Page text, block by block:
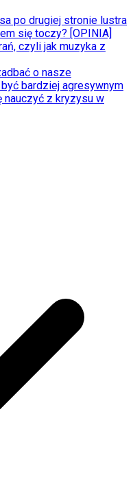
po drugiej stronie lustra
się toczy? [OPINIA]
czyli jak muzyka z
o nasze
bardziej agresywnym
nauczyć z kryzysu w